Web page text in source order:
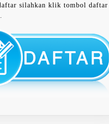
silahkan klik tombol daftar